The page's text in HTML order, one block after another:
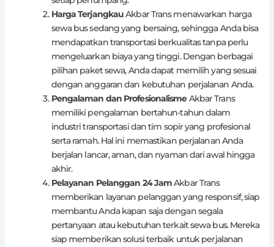
Harga TerjangkauAkbar Trans menawarkan harga
sewa bus sedang yang bersaing, sehingga Anda bisa
mendapatkan transportasi berkualitas tanpa perlu
mengeluarkan biaya yang tinggi. Dengan berbagai
pilihan paket sewa, Anda dapat memilih yang sesuai
dengan anggaran dan kebutuhan perjalanan Anda.
Pengalaman dan ProfesionalismeAkbar Trans
memiliki pengalaman bertahun-tahun dalam
industri transportasi dan tim sopir yang profesional
serta ramah. Hal ini memastikan perjalanan Anda
berjalan lancar, aman, dan nyaman dari awal hingga
akhir.
Pelayanan Pelanggan 24 JamAkbar Trans
memberikan layanan pelanggan yang responsif, siap
membantu Anda kapan saja dengan segala
pertanyaan atau kebutuhan terkait sewa bus. Mereka
siap memberikan solusi terbaik untuk perjalanan